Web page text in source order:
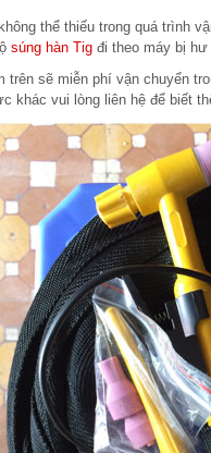
thể thiếu trong quá trình
súng hàn Tig đi theo máy bị
trên sẽ miễn phí vận chuyển
khác vui lòng liên hệ để biết